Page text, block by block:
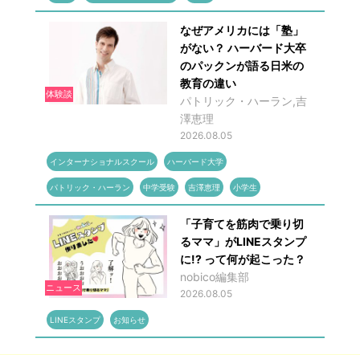
体験談
なぜアメリカには「塾」
がない？ ハーバード大卒
のパックンが語る日米の
教育の違い
パトリック・ハーラン,吉
澤恵理
2026.08.05
インターナショナルスクール ハーバード大学
パトリック・ハーラン 中学受験 吉澤恵理 小学生
ニュース
「子育てを筋肉で乗り切
るママ」がLINEスタンプ
に!? って何が起こった？
nobico編集部
2026.08.05
LINEスタンプ お知らせ